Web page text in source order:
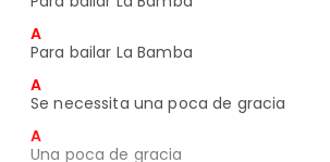
A
Para bailar La Bamba
A
Se necessita una poca de gracia
A
Una poca de gracia